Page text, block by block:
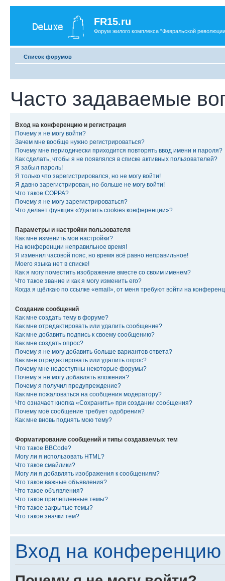
FR15.ru
Форум жилого комплекса "Февральской
Список форумов
Часто задаваемые
Вход на конференцию и регистрация
Почему я не могу войти?
Зачем мне вообще нужно регистрироваться?
Почему мне периодически приходится повторять ввод имени и пароля?
Как сделать, чтобы я не появлялся в списке активных пользователей?
Я забыл пароль!
Я только что зарегистрировался, но не могу войти!
Я давно зарегистрирован, но больше не могу войти!
Что такое COPPA?
Почему я не могу зарегистрироваться?
Что делает функция «Удалить cookies конференции»?
Параметры и настройки пользователя
Как мне изменить мои настройки?
На конференции неправильное время!
Я изменил часовой пояс, но время всё равно неправильное!
Моего языка нет в списке!
Как я могу поместить изображение вместе со своим именем?
Что такое звание и как я могу изменить его?
Когда я щёлкаю по ссылке «email», от меня требуют войти на
Создание сообщений
Как мне создать тему в форуме?
Как мне отредактировать или удалить сообщение?
Как мне добавить подпись к своему сообщению?
Как мне создать опрос?
Почему я не могу добавить больше вариантов ответа?
Как мне отредактировать или удалить опрос?
Почему мне недоступны некоторые форумы?
Почему я не могу добавлять вложения?
Почему я получил предупреждение?
Как мне пожаловаться на сообщения модератору?
Что означает кнопка «Сохранить» при создании сообщения?
Почему моё сообщение требует одобрения?
Как мне вновь поднять мою тему?
Форматирование сообщений и типы создаваемых тем
Что такое BBCode?
Могу ли я использовать HTML?
Что такое смайлики?
Могу ли я добавлять изображения к сообщениям?
Что такое важные объявления?
Что такое объявления?
Что такое прилепленные темы?
Что такое закрытые темы?
Что такое значки тем?
Вход на конференцию